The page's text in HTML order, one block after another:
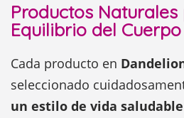
Productos Naturales
Equilibrio del
Cada producto en
seleccionado
un estilo de vida